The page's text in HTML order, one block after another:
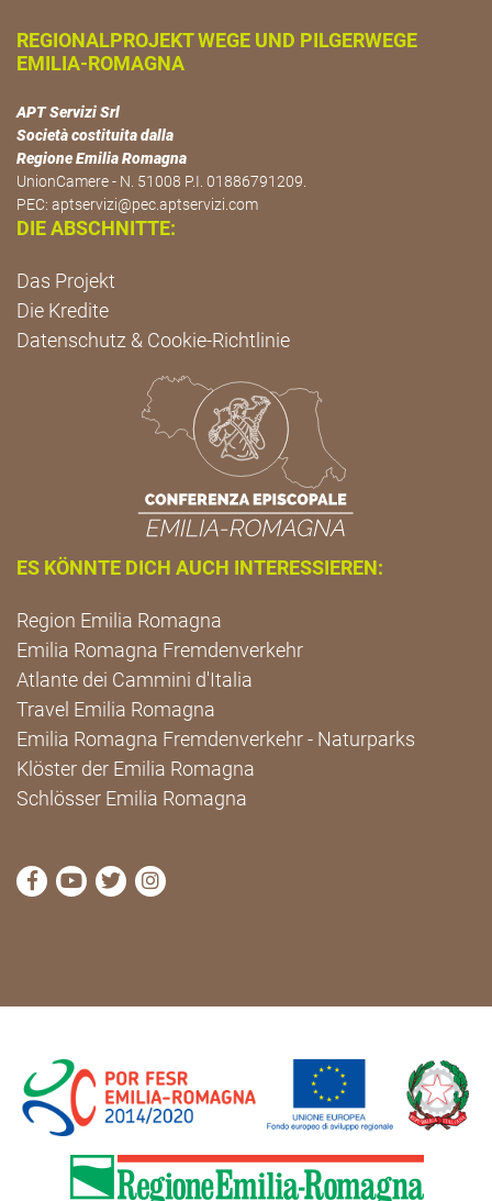
REGIONALPROJEKT WEGE UND PILGERWEGE
EMILIA-ROMAGNA
APT Servizi Srl
Società costituita dalla
Regione Emilia Romagna
UnionCamere - N. 51008 P.I. 01886791209.
PEC: aptservizi@pec.aptservizi.com
DIE ABSCHNITTE:
Das Projekt
Die Kredite
Datenschutz & Cookie-Richtlinie
ES KÖNNTE DICH AUCH INTERESSIEREN:
Region Emilia Romagna
Emilia Romagna Fremdenverkehr
Atlante dei Cammini d'Italia
Travel Emilia Romagna
Emilia Romagna Fremdenverkehr - Naturparks
Klöster der Emilia Romagna
Schlösser Emilia Romagna
die Seite Facebook von Cammini Emilia-Romagna
die Seite YouTube von Cammini Emilia-
die Seite Twitter von Cammini Emilia-
die Seite Instagram von Cammini